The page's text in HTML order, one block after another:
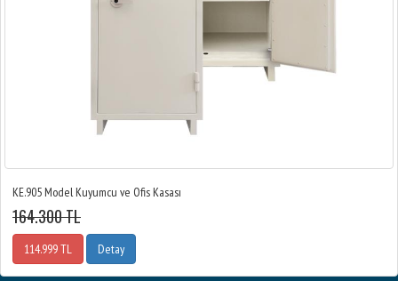
KE.905 Model Kuyumcu ve Ofis Kasası
164.300 TL
114.999 TL Detay